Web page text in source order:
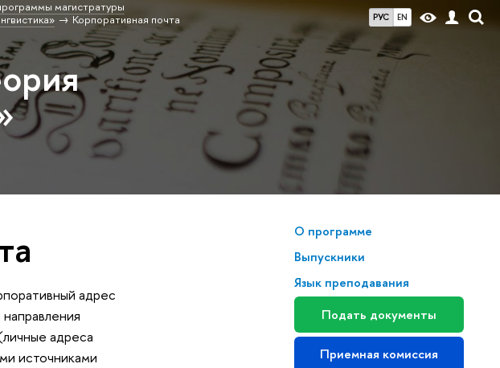
РУС EN
магистратуры
Корпоративная почта
О программе
Выпускники
Язык преподавания
Подать документы
Приемная комиссия
адрес
адреса
источниками